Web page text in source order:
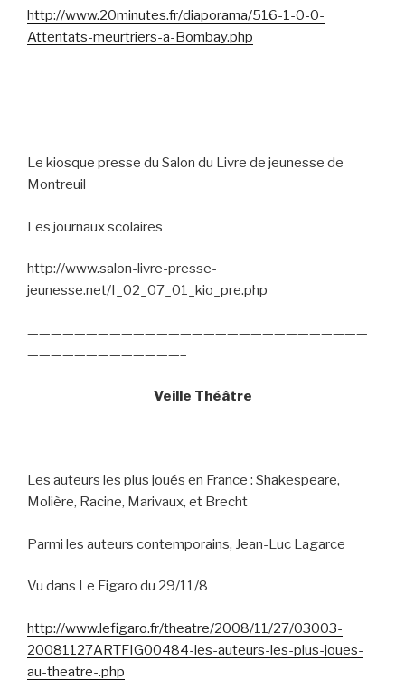
http://www.20minutes.fr/diaporama/516-1-0-0-
Attentats-meurtriers-a-Bombay.php
Le kiosque presse du Salon du Livre de jeunesse de
Montreuil
Les journaux scolaires
http://www.salon-livre-presse-
jeunesse.net/I_02_07_01_kio_pre.php
—————————————————————————————
—————————————–
Veille Théâtre
Les auteurs les plus joués en France : Shakespeare,
Molière, Racine, Marivaux, et Brecht
Parmi les auteurs contemporains, Jean-Luc Lagarce
Vu dans Le Figaro du 29/11/8
http://www.lefigaro.fr/theatre/2008/11/27/03003-
20081127ARTFIG00484-les-auteurs-les-plus-joues-
au-theatre-.php